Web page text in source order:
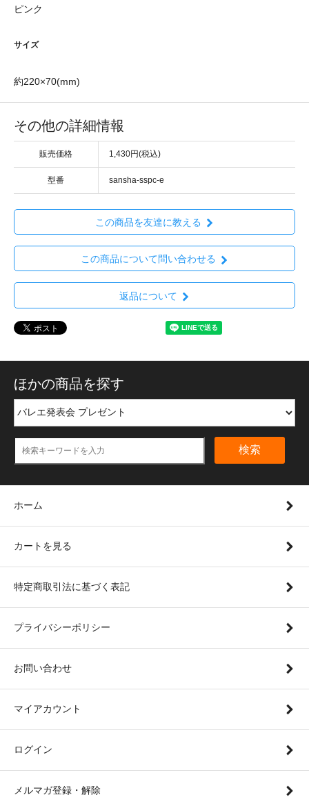
ピンク
サイズ
約220×70(mm)
その他の詳細情報
販売価格 1,430円(税込)
型番 sansha-sspc-e
この商品を友達に教える
この商品について問い合わせる
返品について
ほかの商品を探す
検索
ホーム
カートを見る
特定商取引法に基づく表記
プライバシーポリシー
お問い合わせ
マイアカウント
ログイン
メルマガ登録・解除